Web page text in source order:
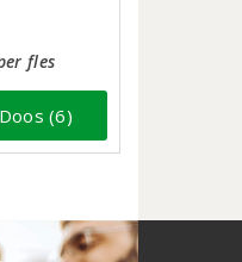
fles
Doos (6)